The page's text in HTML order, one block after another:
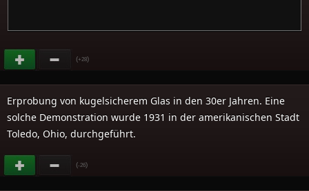
(+28)
Erprobung von kugelsicherem Glas in den 30er Jahren. Eine
solche Demonstration wurde 1931 in der amerikanischen Stadt
Toledo, Ohio, durchgeführt.
(-26)